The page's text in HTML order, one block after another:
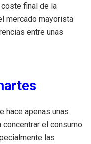
final de la
mercado mayorista
entre unas
hace apenas unas
el consumo
las